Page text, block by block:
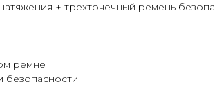
+ трехточечный ремень
ремне